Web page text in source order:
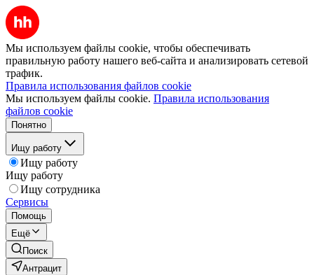
Мы используем файлы cookie, чтобы обеспечивать
правильную работу нашего веб-сайта и анализировать сетевой
трафик.
Правила использования файлов cookie
Мы используем файлы cookie. Правила использования
файлов cookie
Понятно
Ищу работу
Ищу работу
Ищу работу
Ищу сотрудника
Сервисы
Помощь
Ещё
Поиск
Антрацит